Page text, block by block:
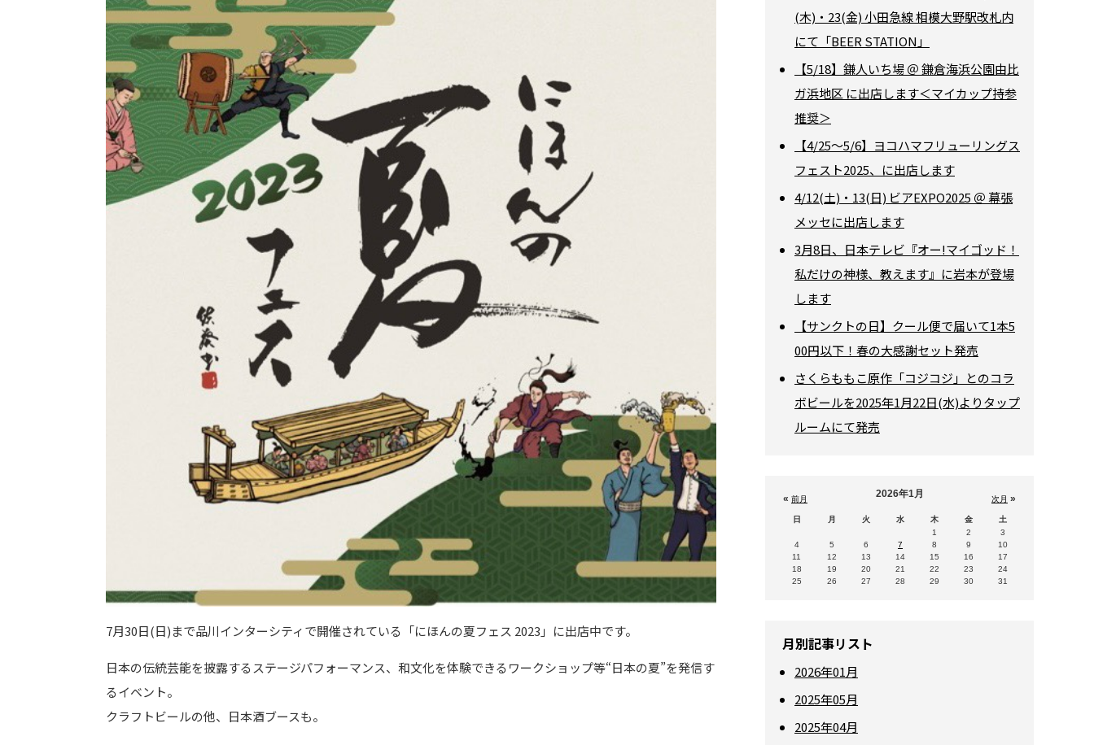
7月30日(日)まで品川インターシティで開催されている「にほんの夏フェス 2023」に出店中です。
日本の伝統芸能を披露するステージパフォーマンス、和文化を体験できるワークショップ等“日本の夏”を発信す
るイベント。
クラフトビールの他、日本酒ブースも。
(木)・23(金) 小田急線 相模大野駅改札内
にて「BEER STATION」
【5/18】鎌人いち場 ＠ 鎌倉海浜公園由比
ガ浜地区 に出店します＜マイカップ持参
推奨＞
【4/25～5/6】ヨコハマフリューリングス
フェスト2025、に出店します
4/12(土)・13(日) ビアEXPO2025 ＠ 幕張
メッセに出店します
3月8日、日本テレビ『オー!マイゴッド！
私だけの神様、教えます』に岩本が登場
します
【サンクトの日】クール便で届いて1本5
00円以下！春の大感謝セット発売
さくらももこ原作「コジコジ」とのコラ
ボビールを2025年1月22日(水)よりタップ
ルームにて発売
« 前月 次月 »
2026年1月
日 月 火 水 木 金
土
1
2
3
4
5 6 7 8 9
10
11
12 13 14 15 16
17
18
19 20 21 22 23
24
25
26 27 28 29 30 31
月別記事リスト
2026年01月
2025年05月
2025年04月